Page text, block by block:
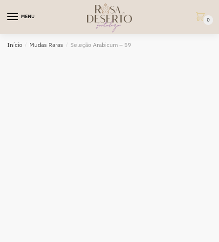
MENU
0
Início / Mudas Raras / Seleção Arabicum – 59